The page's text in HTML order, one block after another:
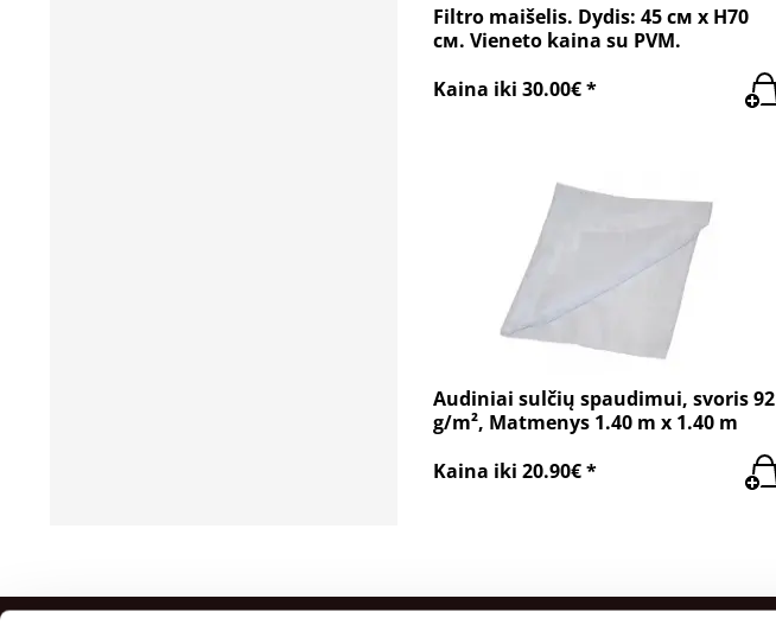
Filtro maišelis. Dydis: 45 см x H70
см. Vieneto kaina su PVM.
Kaina iki 30.00€ *
Audiniai sulčių spaudimui, svoris 92
g/m², Matmenys 1.40 m x 1.40 m
Kaina iki 20.90€ *